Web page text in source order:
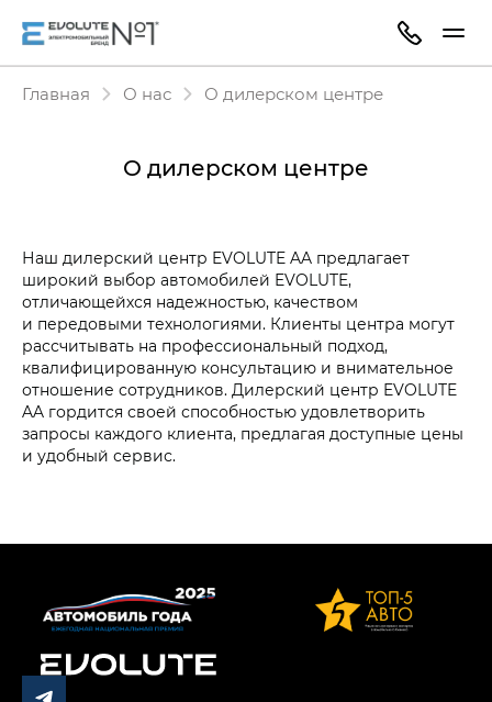
Главная О нас О дилерском центре
О дилерском центре
Наш дилерский центр EVOLUTE AA предлагает
широкий выбор автомобилей EVOLUTE,
отличающейхся надежностью, качеством
и передовыми технологиями. Клиенты центра могут
рассчитывать на профессиональный подход,
квалифицированную консультацию и внимательное
отношение сотрудников. Дилерский центр EVOLUTE
AA гордится своей способностью удовлетворить
запросы каждого клиента, предлагая доступные цены
и удобный сервис.